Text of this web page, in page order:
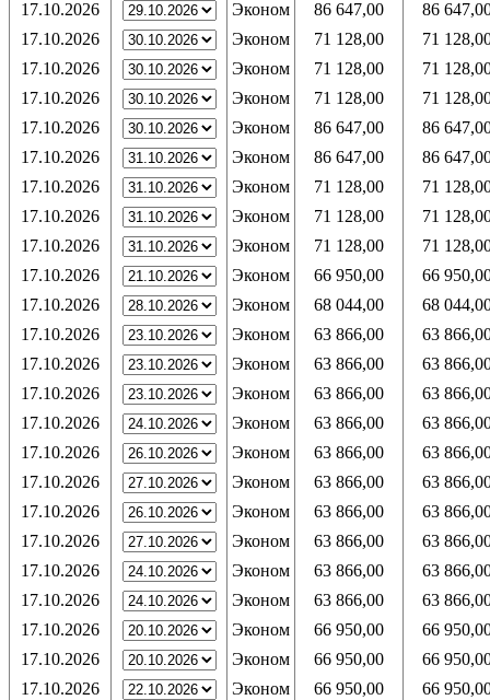
17.10.2026 Эконом 86 647,00
86
17.10.2026
Эконом 71 128,00
71
17.10.2026
Эконом 71 128,00
71
17.10.2026
Эконом 71 128,00
71
17.10.2026
Эконом 86 647,00
86
17.10.2026
Эконом 86 647,00
86
17.10.2026
Эконом 71 128,00
71
17.10.2026
Эконом 71 128,00
71
17.10.2026
Эконом 71 128,00
71
17.10.2026
Эконом 66 950,00
66
17.10.2026
Эконом 68 044,00
68
17.10.2026
Эконом 63 866,00
63
17.10.2026
Эконом 63 866,00
63
17.10.2026
Эконом 63 866,00
63
17.10.2026
Эконом 63 866,00
63
17.10.2026
Эконом 63 866,00
63
17.10.2026
Эконом 63 866,00
63
17.10.2026
Эконом 63 866,00
63
17.10.2026
Эконом 63 866,00
63
17.10.2026
Эконом 63 866,00
63
17.10.2026
Эконом 63 866,00
63
17.10.2026
Эконом 66 950,00
66
17.10.2026
Эконом 66 950,00
66
17.10.2026
Эконом 66 950,00
66